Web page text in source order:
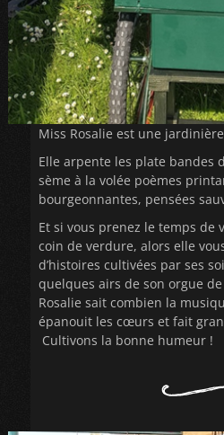
Miss Rosalie est une
Elle arpente les plate bandes
sème à la volée poèmes
bourgeonnantes, pensées
Et si vous prenez le temps de
coin de verdure, alors elle
d’histoires cultivées par ses
quelques airs de son orgue
Rosalie sait combien la
épanouit les cœurs et fait
Cultivons la bonne humeur !